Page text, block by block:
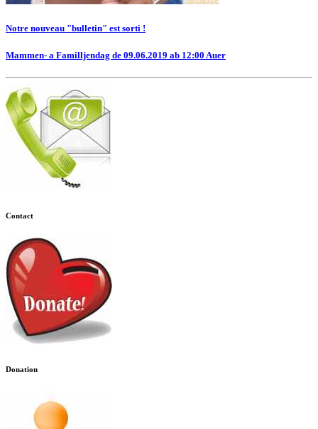
Notre nouveau "bulletin" est sorti !
Mammen- a Familljendag de 09.06.2019 ab 12:00 Auer
Contact
Donation